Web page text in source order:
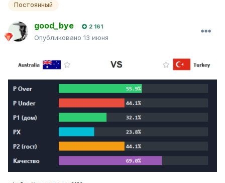
Постоянный
good_bye 2 161
Опубликовано 13 июня